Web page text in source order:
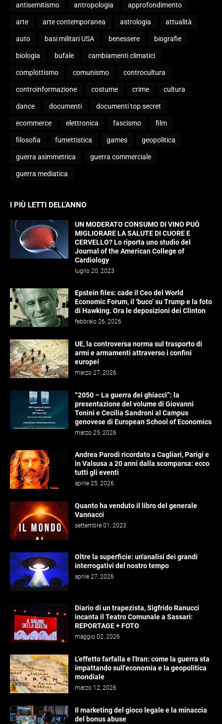
antisemitismo antropologia approfondimento
arte arte contemporanea astrologia attualità
auto basi militari USA benessere biografie
biologia bufale cambiamenti climatici
complottismo comunismo controcultura
controinformazione costume crime cultura
dance documenti documenti top secret
ecommerce elettronica fascismo film
filosofia fumettistica games geopolitica
guerra asimmetrica guerra commerciale
guerra mediatica
I PIÙ LETTI DELL’ANNO
UN MODERATO CONSUMO DI VINO PUÒ
MIGLIORARE LA SALUTE DI CUORE E
CERVELLO? Lo riporta uno studio del
Journal of the American College of
Cardiology
luglio 20, 2023
Epstein files: cade il Ceo del World
Economic Forum, il ‘buco’ su Trump e la foto
di Hawking. Ora le deposizioni dei Clinton
febbraio 26, 2026
UE, la controversa norma sul trasporto di
armi e armamenti attraverso i confini
europei
marzo 27, 2026
“2050 – La guerra dei ghiacci”: la
presentazione del volume di Giovanni
Tonini e Cecilia Sandroni al Campus
genovese di European School of Economics
marzo 25, 2026
Andrea Parodi ricordato a Cagliari, Parigi e
in Valsusa a 20 anni dalla scomparsa: ecco
tutti gli eventi
aprile 25, 2026
Quanto ha venduto il libro del generale
Vannacci
settembre 01, 2023
Oltre la superficie: un'analisi dei grandi
interrogativi del nostro tempo
aprile 27, 2026
Diario di un trapezista, Sigfrido Ranucci
incanta il Teatro Comunale a Sassari:
REPORTAGE + FOTO
maggio 02, 2026
L’effetto farfalla e l'Iran: come la guerra sta
impattando sull'economia e la geopolitica
mondiale
marzo 12, 2026
Il marketing del gioco legale e la minaccia
del bonus abuse